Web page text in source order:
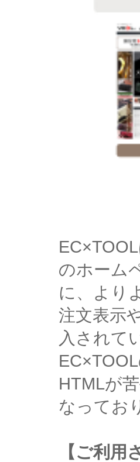
のホーム
に、より
注文表示
入されて
HTMLが
なってお
【ご利